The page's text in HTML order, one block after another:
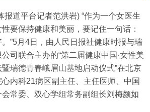
报道平台记者范洪岩) “作为一个女医生
要保持健康和美丽，要记住一句话：
”5月4日，由人民日报社健康时报与瑞
司联合主办的“第二届健康中国·女性美
瑞德青春峨眉山基地启动仪式”在北京
内科21病区副主任、主任医师、中国
常委、双心学组常务副组长刘梅颜如